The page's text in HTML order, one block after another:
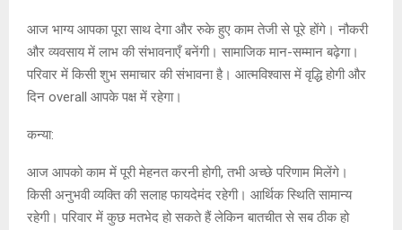
आज भाग्य आपका पूरा साथ देगा और रुके हुए काम तेजी से पूरे होंगे। नौकरी
और व्यवसाय में लाभ की संभावनाएँ बनेंगी। सामाजिक मान-सम्मान बढ़ेगा।
परिवार में किसी शुभ समाचार की संभावना है। आत्मविश्वास में वृद्धि होगी और
दिन overall आपके पक्ष में रहेगा।
कन्या:
आज आपको काम में पूरी मेहनत करनी होगी, तभी अच्छे परिणाम मिलेंगे।
किसी अनुभवी व्यक्ति की सलाह फायदेमंद रहेगी। आर्थिक स्थिति सामान्य
रहेगी। परिवार में कुछ मतभेद हो सकते हैं लेकिन बातचीत से सब ठीक हो